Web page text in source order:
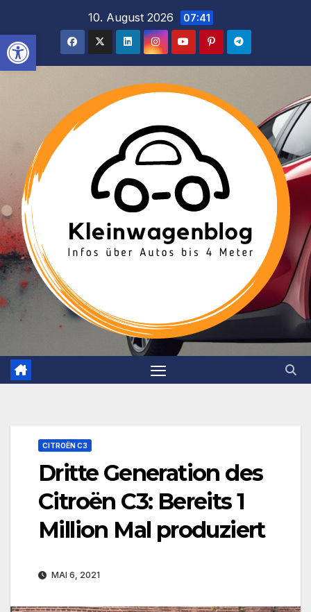
Werkzeugleiste öffnen
springen
10. August 2026 07:41
CITROËN C3
Dritte Generation des
Citroën C3: Bereits 1
Million Mal produziert
MAI 6, 2021